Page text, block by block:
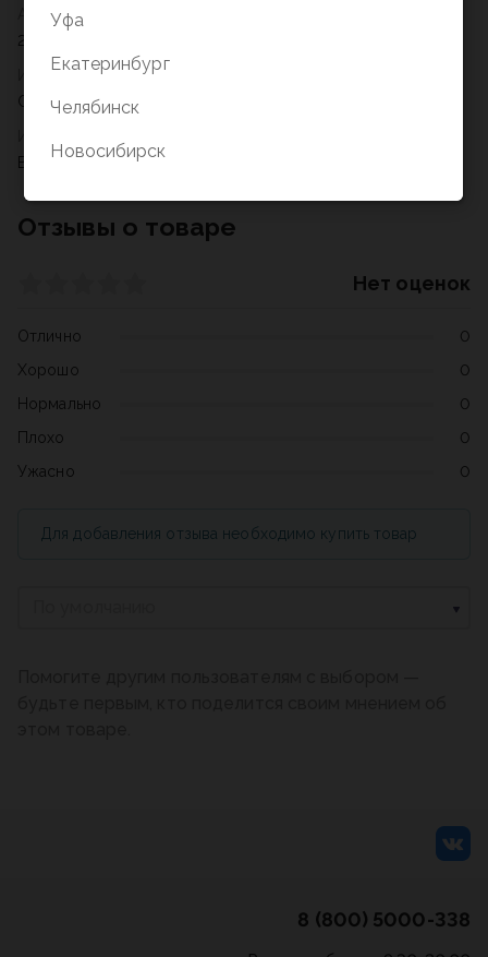
Артикул
238868
Издательство
Самсон
BRAUBERG
Отзывы о товаре
Нет оценок
Отлично
0
Хорошо
0
Нормально
0
Плохо
0
Ужасно
0
Для добавления отзыва необходимо купить товар
8 (800) 5000-338
Уфа
Екатеринбург
Челябинск
Новосибирск